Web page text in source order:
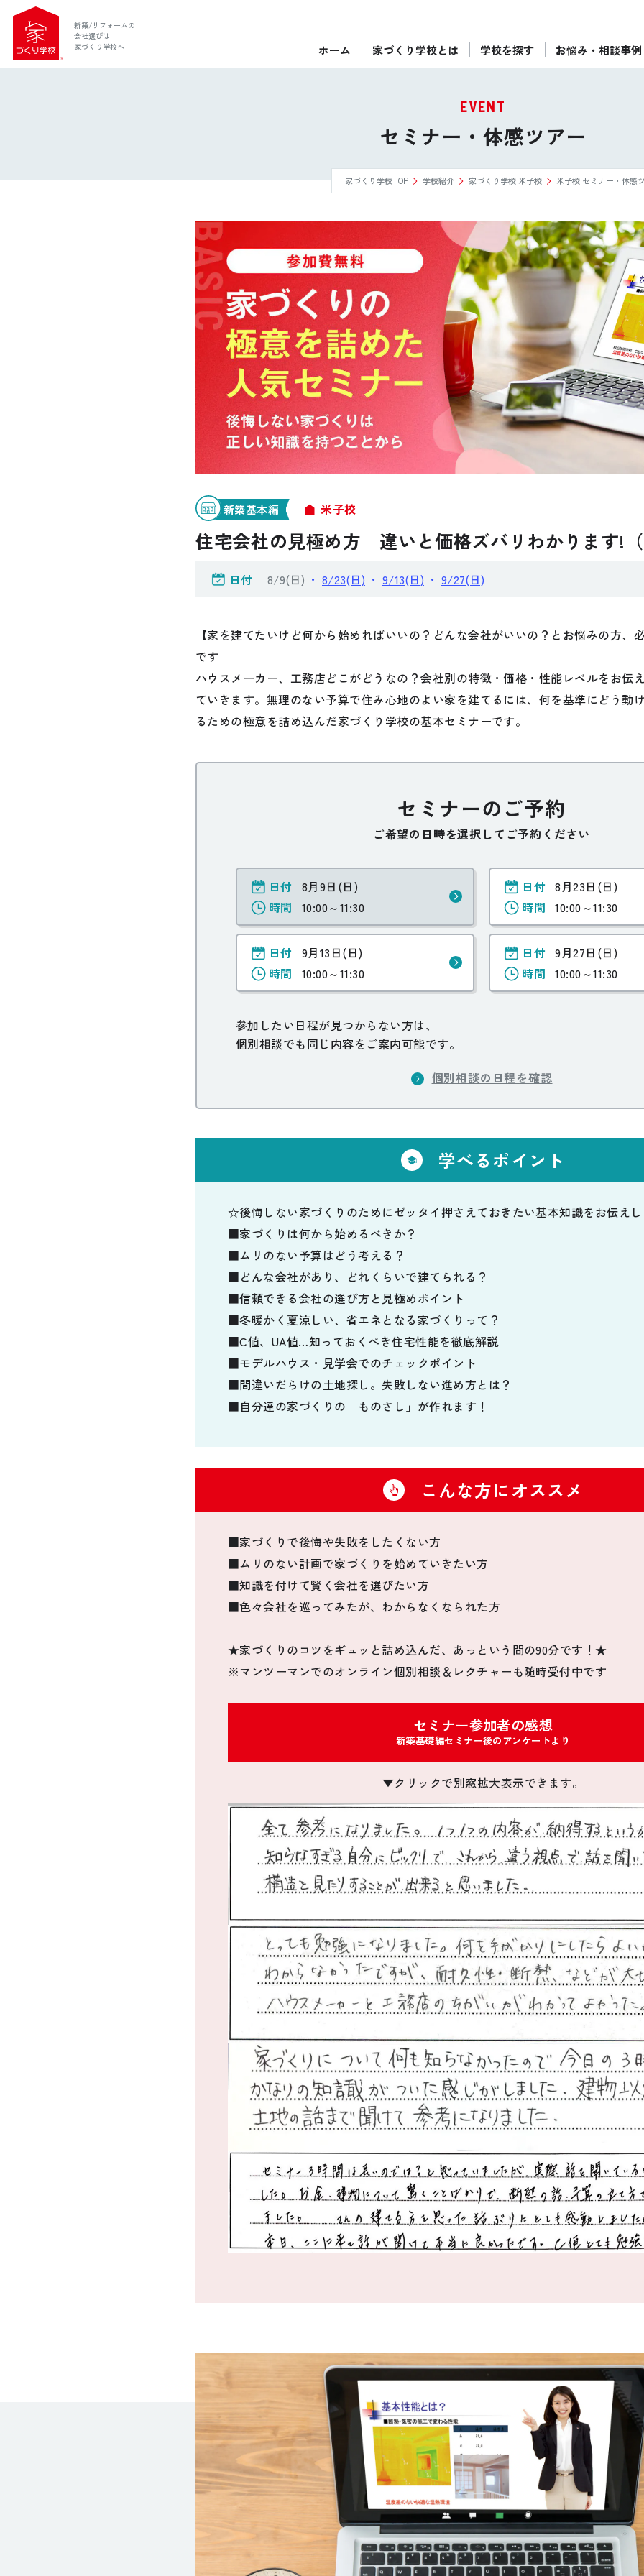
新築/リフォームの
会社選びは
家づくり学校へ
ホーム 家づくり学校とは 学校を探す お悩み・相談事例
ぴったりの住宅会社をご提案
後悔しない家づくりをレクチャー
セミナーをみる
ご利用は無料！全国20校
お近くの学校を探す
EVENT
セミナー・体感ツアー
家づくり学校TOP 学校紹介 家づくり学校 米子校 米子校 セミナー・体感
新築基本編 米子校
住宅会社の見極め方 違いと価格ズバリわかります!
日付 8/9(日) ・ 8/23(日) ・ 9/13(日) ・ 9/27(日)
【家を建てたいけど何から始めればいいの？どんな会社がいいの？とお悩みの方
です
ハウスメーカー、工務店どこがどうなの？会社別の特徴・価格・性能レベルをお伝
ていきます。無理のない予算で住み心地のよい家を建てるには、何を基準にどう動
るための極意を詰め込んだ家づくり学校の基本セミナーです。
セミナーのご予約
ご希望の日時を選択してご予約ください
日付 8月9日(日)
時間
10:00～11:30
日付 8月23日(日)
時間 10:00～11:30
日付 9月13日(日)
時間
10:00～11:30
日付 9月27日(日)
時間 10:00～11:30
参加したい日程が見つからない方は、
個別相談でも同じ内容をご案内可能です。
個別相談の日程を確認
学べるポイント
☆後悔しない家づくりのためにゼッタイ押さえておきたい基本知識をお伝え
■家づくりは何から始めるべきか？
■ムリのない予算はどう考える？
■どんな会社があり、どれくらいで建てられる？
■信頼できる会社の選び方と見極めポイント
■冬暖かく夏涼しい、省エネとなる家づくりって？
■C値、UA値…知っておくべき住宅性能を徹底解説
■モデルハウス・見学会でのチェックポイント
■間違いだらけの土地探し。失敗しない進め方とは？
■自分達の家づくりの「ものさし」が作れます！
こんな方にオススメ
■家づくりで後悔や失敗をしたくない方
■ムリのない計画で家づくりを始めていきたい方
■知識を付けて賢く会社を選びたい方
■色々会社を巡ってみたが、わからなくなられた方
★家づくりのコツをギュッと詰め込んだ、あっという間の90分です！★
※マンツーマンでのオンライン個別相談＆レクチャーも随時受付中です
セミナー参加者の感想
新築基礎編セミナー後のアンケートより
▼クリックで別窓拡大表示できます。